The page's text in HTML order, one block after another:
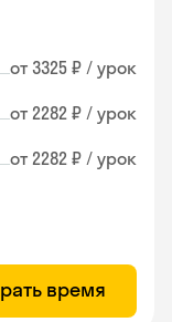
от 3325 ₽ / урок
от 2282 ₽ / урок
от 2282 ₽ / урок
время